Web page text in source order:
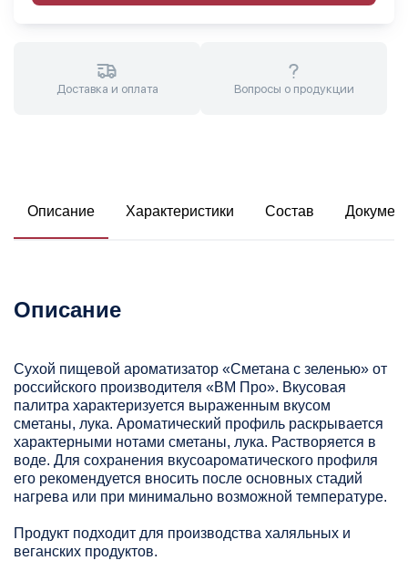
Доставка и оплата Вопросы о продукции
Описание Характеристики Состав
Описание
Сухой пищевой ароматизатор «Сметана с зеленью» от
российского производителя «ВМ Про». Вкусовая
палитра характеризуется выраженным вкусом
сметаны, лука. Ароматический профиль раскрывается
характерными нотами сметаны, лука. Растворяется в
воде. Для сохранения вкусоароматического профиля
его рекомендуется вносить после основных стадий
нагрева или при минимально возможной температуре.
Продукт подходит для производства халяльных и
веганских продуктов.